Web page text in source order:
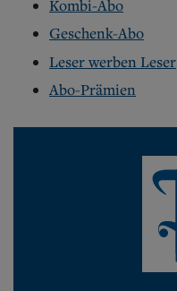
Kombi-Abo
Geschenk-Abo
Leser werben Leser
Abo-Prämien